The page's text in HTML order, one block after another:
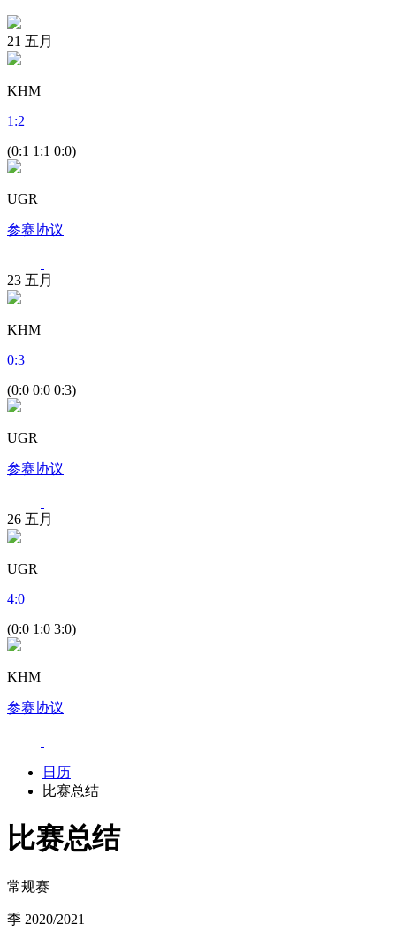
21 五月
KHM
1 :2
(0:1 1:1 0:0)
UGR
参赛协议
23 五月
KHM
0:3
(0:0 0:0 0:3)
UGR
参赛协议
26 五月
UGR
4:0
(0:0 1:0 3:0)
KHM
参赛协议
日历
比赛总结
比赛总结
常规赛
季 2020/2021